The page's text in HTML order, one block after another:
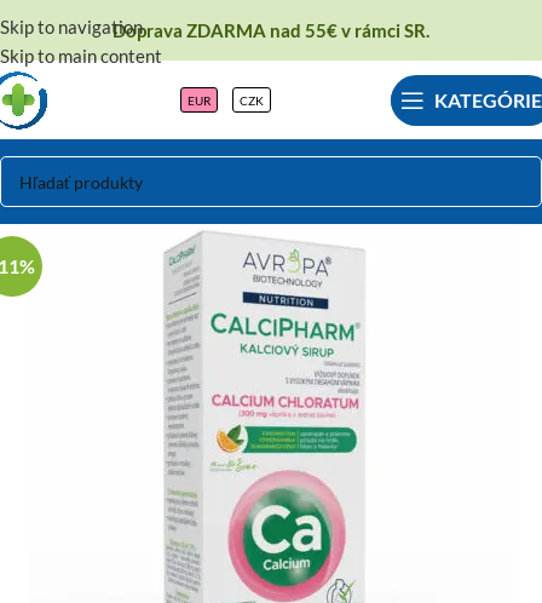
Skip to navigation
Skip to main content
Doprava ZDARMA nad 55€ v rámci SR.
EUR CZK KATEGÓRIE